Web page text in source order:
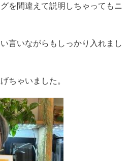
を間違えて説明しちゃってもニ
言いながらもしっかり入れまし
ちゃいました。